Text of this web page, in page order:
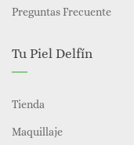
Preguntas Frecuente
Tu Piel Delfín
Tienda
Maquillaje